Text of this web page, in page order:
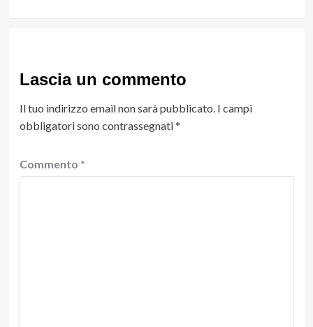
Lascia un commento
Il tuo indirizzo email non sarà pubblicato. I campi
obbligatori sono contrassegnati*
Commento *